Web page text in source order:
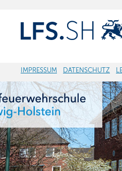
IMPRESSUM DATENSCHUTZ